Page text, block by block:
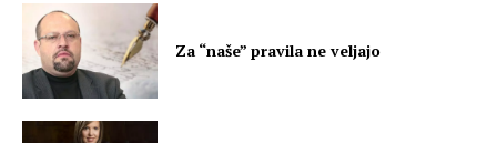
Za “naše” pravila ne veljajo